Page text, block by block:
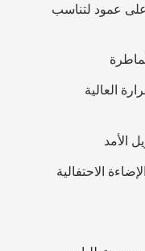
عمود لتناسب
الاحتفالية